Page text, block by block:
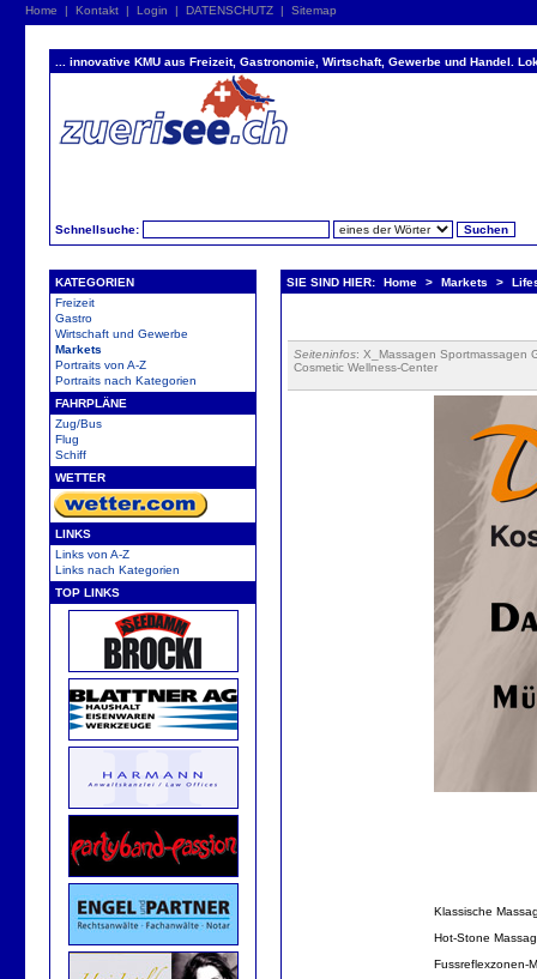
Home | Kontakt | Login | DATENSCHUTZ | Sitemap
... innovative KMU aus Freizeit, Gastronomie, Wirtschaft, Gewerbe und Handel.
Schnellsuche:
KATEGORIEN
Freizeit
Gastro
Wirtschaft und Gewerbe
Markets
Portraits von A-Z
Portraits nach Kategorien
FAHRPLÄNE
Zug/Bus
Flug
Schiff
WETTER
LINKS
Links von A-Z
Links nach Kategorien
TOP LINKS
SIE SIND HIER: Home > Markets >
Seiteninfos: X_Massagen Sportmassagen
Cosmetic Wellness-Center
Klassische
Hot-Stone
Fussreflexzonen-